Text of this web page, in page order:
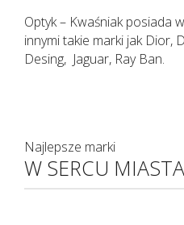
Optyk – Kwaśniak posiada
innymi takie marki jak Dior,
Desing, Jaguar, Ray Ban.
Najlepsze marki
W SERCU MIASTA